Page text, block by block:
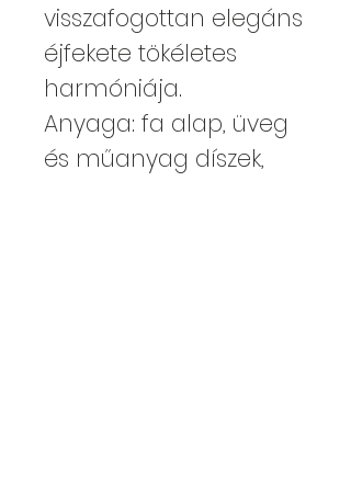
visszafogottan elegáns
éjfekete tökéletes
harmóniája.
Anyaga: fa alap, üveg
és műanyag díszek,